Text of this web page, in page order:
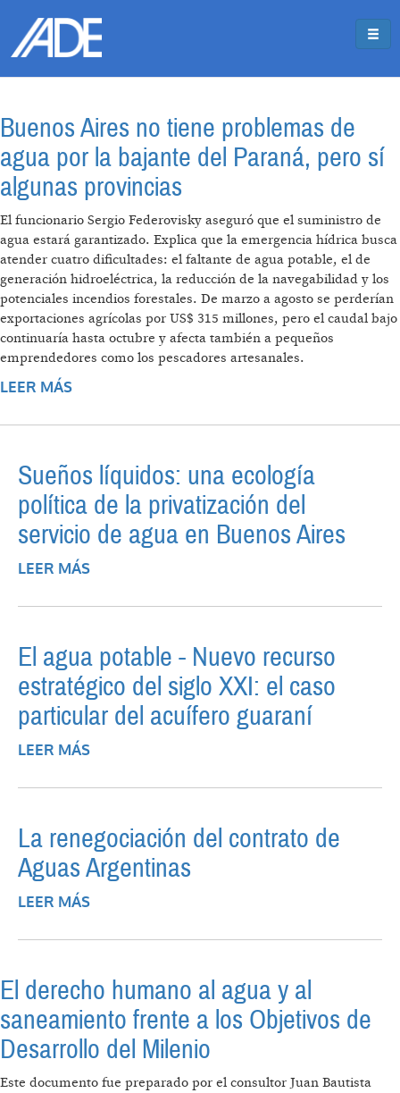
Buenos Aires no tiene problemas de
agua por la bajante del Paraná, pero sí
algunas provincias
El funcionario Sergio Federovisky aseguró que el suministro de
agua estará garantizado. Explica que la emergencia hídrica busca
atender cuatro dificultades: el faltante de agua potable, el de
generación hidroeléctrica, la reducción de la navegabilidad y los
potenciales incendios forestales. De marzo a agosto se perderían
exportaciones agrícolas por US$ 315 millones, pero el caudal bajo
continuaría hasta octubre y afecta también a pequeños
emprendedores como los pescadores artesanales.
LEER MÁS
PARANÁ, PERO SÍ ALGUNAS PROVINCIAS
Sueños líquidos: una ecología
política de la privatización del
servicio de agua en Buenos Aires
LEER MÁS
DEL SERVICIO DE AGUA EN BUENOS AIRES
El agua potable - Nuevo recurso
estratégico del siglo XXI: el caso
particular del acuífero guaraní
LEER MÁS
CASO PARTICULAR DEL ACUÍFERO
La renegociación del contrato de
Aguas Argentinas
LEER MÁS
El derecho humano al agua y al
saneamiento frente a los Objetivos de
Desarrollo del Milenio
Este documento fue preparado por el consultor Juan Bautista